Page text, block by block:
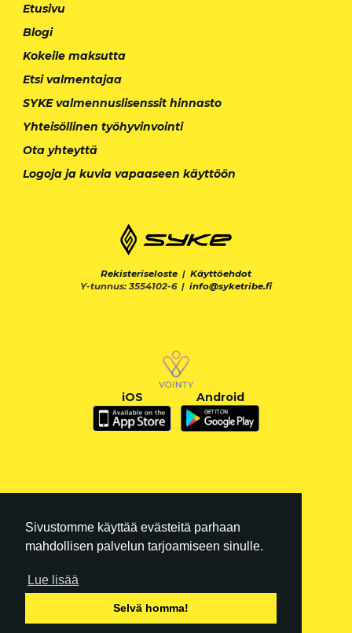
Sivustomme käyttää evästeitä parhaan
mahdollisen palvelun tarjoamiseen sinulle.
Lue lisää
Selvä homma!
Etusivu
Blogi
Kokeile maksutta
Etsi valmentajaa
SYKE valmennuslisenssit hinnasto
Yhteisöllinen työhyvinvointi
Ota yhteyttä
Logoja ja kuvia vapaaseen käyttöön
Rekisteriseloste | Käyttöehdot
Y-tunnus: 3554102-6 | info@syketribe.fi
iOS Android